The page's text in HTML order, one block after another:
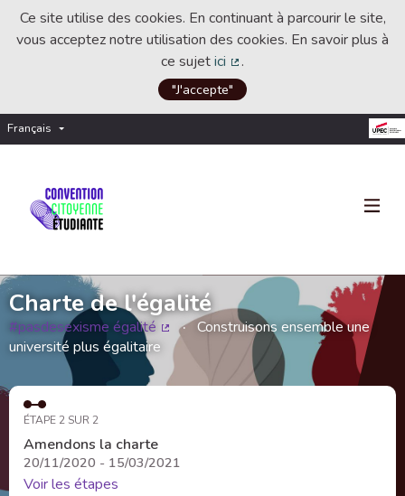
Ce site utilise des cookies. En continuant à parcourir le site,
vous acceptez notre utilisation des cookies. En savoir plus à
ce sujetici
(Lien externe)
.
"J'accepte"
Français Choisir la langue
Charte de l'égalité
#pasdesexisme égalité
(Lien externe)
Construisons ensemble une
université plus égalitaire
ÉTAPE 2 SUR 2
Amendons la charte
20/11/2020 - 15/03/2021
Voir les étapes